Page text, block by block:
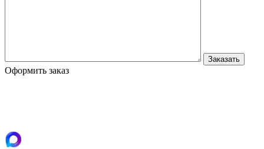
Оформить заказ